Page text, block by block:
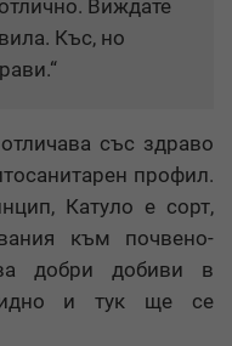
Виждате
Къс, но
със здраво
профил.
Катуло е сорт,
към почвено-
добри добиви в
и тук ще се